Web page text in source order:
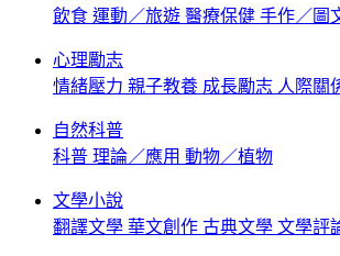
飲食 運動／旅遊 醫療保健 手作／圖
心理勵志
情緒壓力 親子教養 成長勵志 人際關
自然科普
科普 理論／應用 動物／植物
文學小說
翻譯文學 華文創作 古典文學 文學評